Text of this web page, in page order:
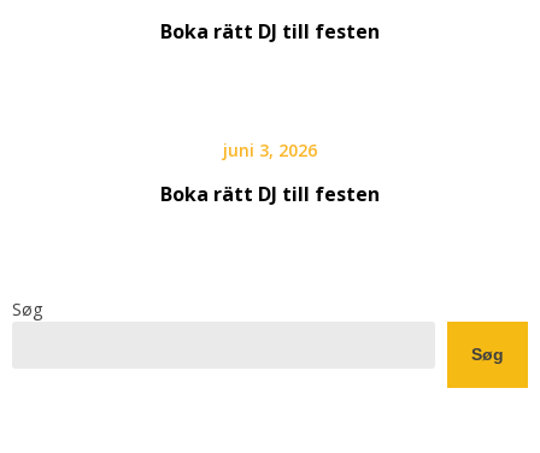
Boka rätt DJ till festen
juni 3, 2026
Boka rätt DJ till festen
Søg
Søg